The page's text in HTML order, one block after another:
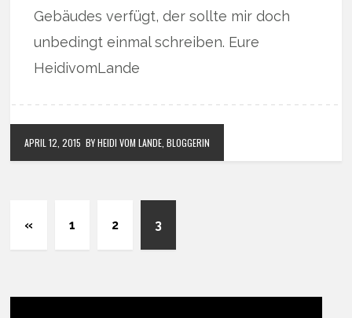
Gebäudes verfügt, der sollte mir doch
unbedingt einmal schreiben. Eure
HeidivomLande
APRIL 12, 2015 BY HEIDI VOM LANDE, BLOGGERIN
« 1 2 3